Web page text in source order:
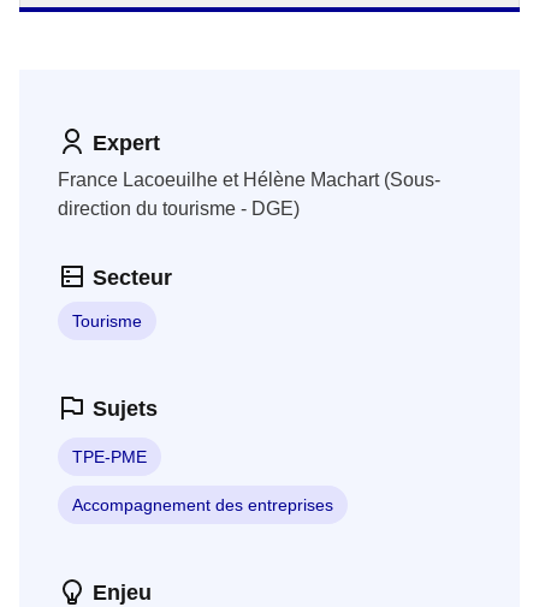
Expert
France Lacoeuilhe et Hélène Machart (Sous-
direction du tourisme - DGE)
Secteur
Tourisme
Sujets
TPE-PME
Accompagnement des entreprises
Enjeu